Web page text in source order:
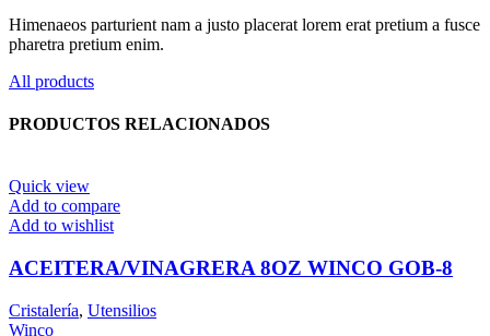
Himenaeos parturient nam a justo placerat lorem erat pretium a fusce
pharetra pretium enim.
All products
PRODUCTOS RELACIONADOS
Quick view
Add to compare
Add to wishlist
ACEITERA/VINAGRERA 8OZ WINCO GOB-8
Cristalería, Utensilios
Winco